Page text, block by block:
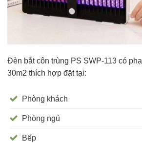
Đèn bắt côn trùng PS SWP-113 có
30m2 thích hợp đặt tại:
Phòng khách
Phòng ngủ
Bếp